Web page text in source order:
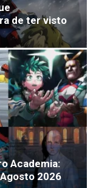
de ter visto
Academia:
2026